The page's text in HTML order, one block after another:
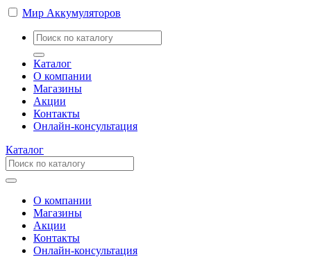
Мир Аккумуляторов
Каталог
О компании
Магазины
Акции
Контакты
Онлайн-консультация
Каталог
О компании
Магазины
Акции
Контакты
Онлайн-консультация